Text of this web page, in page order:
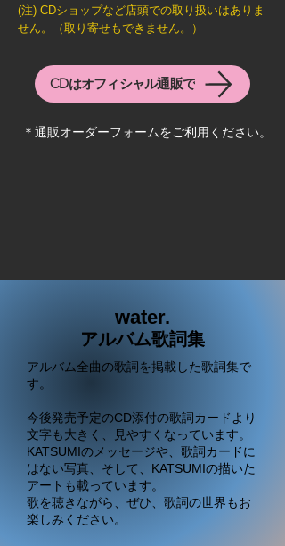
(注) CDショップなど店頭での取り扱いはありま
せん。（取り寄せもできません。）
CDはオフィシャル通販で
​＊通販オーダーフォームをご利用ください。
water.
アルバム歌詞集
アルバム全曲の歌詞を掲載した歌詞集で
す。
今後発売予定のCD添付の歌詞カードより
文字も大きく、見やすくなっています。
KATSUMIのメッセージや、歌詞カードに
はない写真、そして、KATSUMIの描いた
アートも載っています。
歌を聴きながら、ぜひ、歌詞の世界もお
楽しみください。